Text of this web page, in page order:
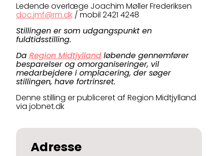
Ledende overlæge Joachim Møller Frederiksen
doc.jmf@rm.dk / mobil 2421 4248
Stillingen er som udgangspunkt en
fuldtidsstilling.
Da Region Midtjylland løbende gennemfører
besparelser og omorganiseringer, vil
medarbejdere i omplacering, der søger
stillingen, have fortrinsret.
Denne stilling er publiceret af Region Midtjylland
via jobnet.dk
Adresse